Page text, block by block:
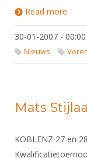
Evenement
Website
Historie
Organisatie
Leden van
Wedstrijdsport
Ranglijsten
Reglementen
Schermpaspoort
Oranje
FBT
Talentontwikkeling
Atletencommissie
Jeugdkampen
Brassardsysteem
Nieuws
Nationale
Forums
Schermforum
Nieuws
Contact
NK
Read more
30-01-2007 - 00:00
Nieuws
Mats
KOBLENZ 27 en